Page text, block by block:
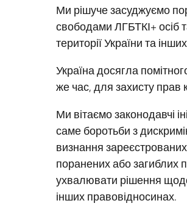
Ми рішуче засуджуємо
свободами ЛГБТКІ+ осіб
території України та
Україна досягла
же час, для захисту
Ми вітаємо законодавчі
саме боротьби з
визнання
поранених або загиблих
ухвалювати рішення
інших правовідносинах.